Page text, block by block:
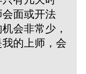
面或开法
会非常少，
的上师，会